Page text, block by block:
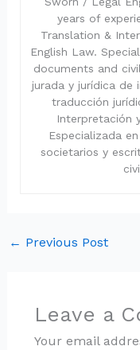
years of
Translation &
English Law.
documents and
jurada y jurídica de
traducción
Interpretación
Especializada
societarios y
← Previous Post
Leave a
Your email